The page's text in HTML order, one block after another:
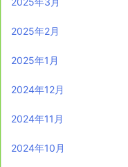
2025年2月
2025年1月
2024年12月
2024年11月
2024年10月